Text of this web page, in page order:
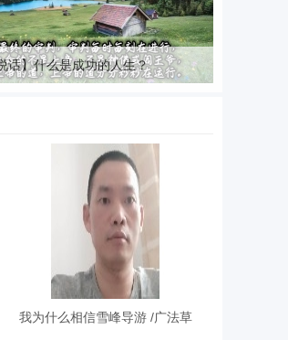
话】什么是成功的人生？
我为什么相信雪峰导游 /广法草